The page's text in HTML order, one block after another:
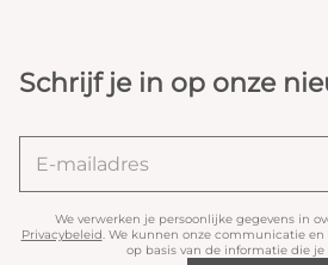
Schrijf je in op onze
We verwerken je persoonlijke gegevens in
Privacybeleid. We kunnen onze communicatie
op basis van de informatie die je